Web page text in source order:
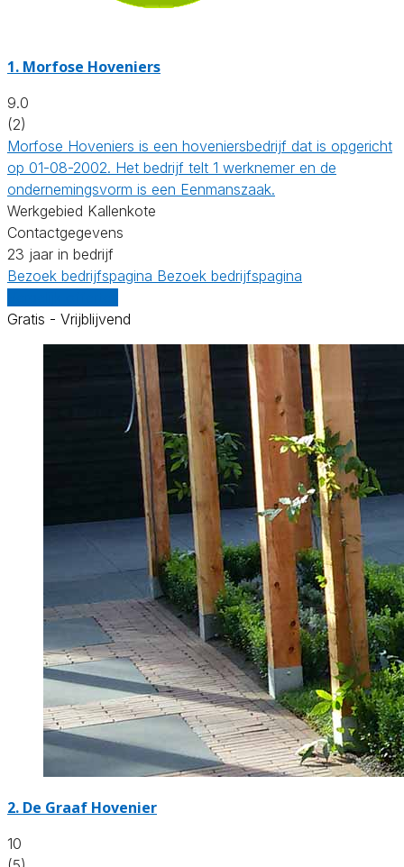
1. Morfose Hoveniers
9.0
(2)
Morfose Hoveniers is een hoveniersbedrijf dat is opgericht
op 01-08-2002. Het bedrijf telt 1 werknemer en de
ondernemingsvorm is een Eenmanszaak.
Werkgebied Kallenkote
Contactgegevens
23 jaar in bedrijf
Bezoek bedrijfspagina Bezoek bedrijfspagina
Gratis - Vrijblijvend
2. De Graaf Hovenier
10